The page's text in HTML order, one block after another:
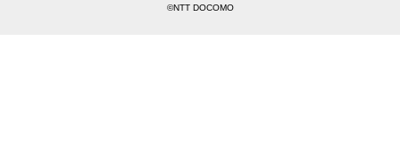
©NTT DOCOMO